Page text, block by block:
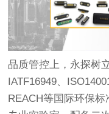
品质管控上，永探树
IATF16949、
REACH等国际环保